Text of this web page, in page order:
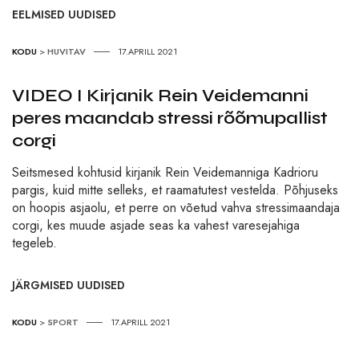
EELMISED UUDISED
KODU >HUVITAV 17.APRILL 2021
VIDEO I Kirjanik Rein Veidemanni
peres maandab stressi rõõmupallist
corgi
Seitsmesed kohtusid kirjanik Rein Veidemanniga Kadrioru
pargis, kuid mitte selleks, et raamatutest vestelda. Põhjuseks
on hoopis asjaolu, et perre on võetud vahva stressimaandaja
corgi, kes muude asjade seas ka vahest varesejahiga
tegeleb.
JÄRGMISED UUDISED
KODU > SPORT 17.APRILL 2021